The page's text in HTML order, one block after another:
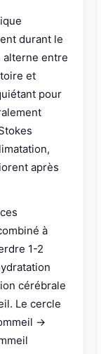
durant le
alterne entre
et
pour
après
à
1-2
cérébrale
Le cercle
→